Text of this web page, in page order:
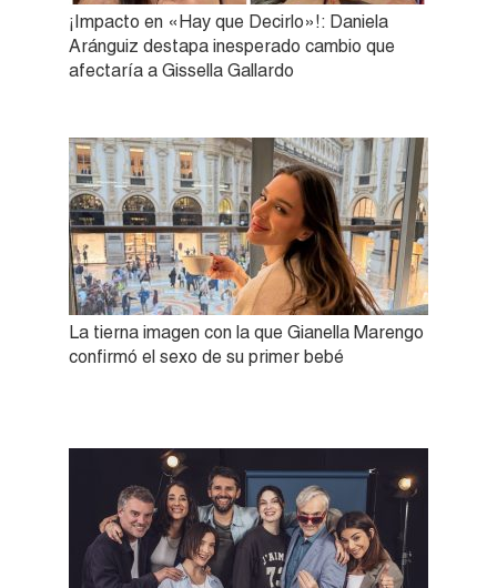
¡Impacto en «Hay que Decirlo»!: Daniela
Aránguiz destapa inesperado cambio que
afectaría a Gissella Gallardo
La tierna imagen con la que Gianella Marengo
confirmó el sexo de su primer bebé